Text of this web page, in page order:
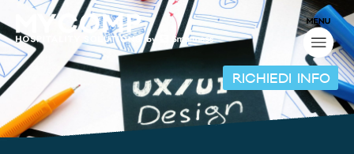
RICHIEDI INFO